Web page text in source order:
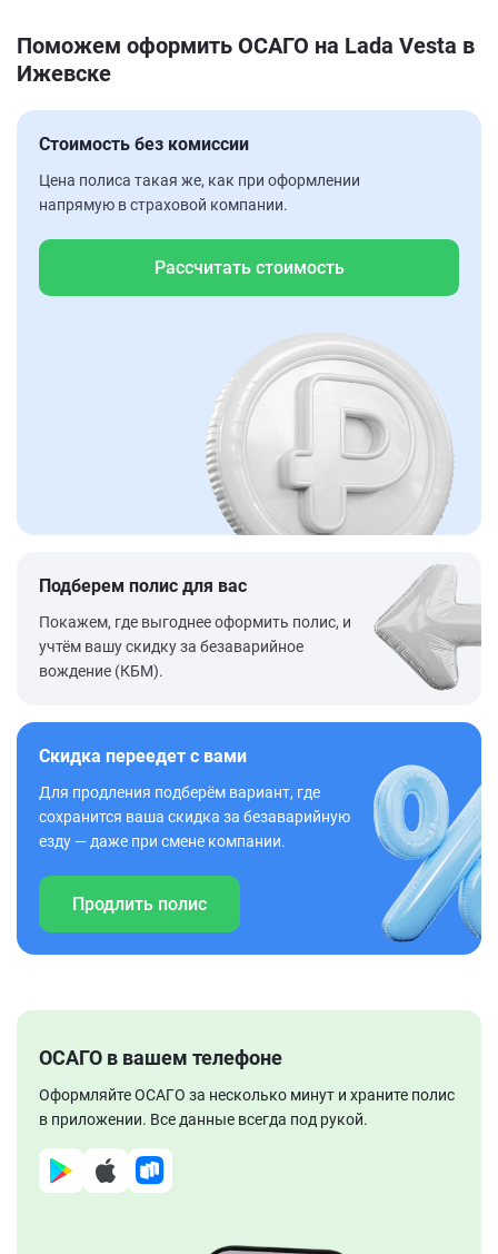
Поможем оформить ОСАГО на Lada Vesta в
Ижевске
Стоимость без комиссии
Цена полиса такая же, как при оформлении
напрямую в страховой компании.
Рассчитать стоимость
Подберем полис для вас
Покажем, где выгоднее оформить полис, и
учтём вашу скидку за безаварийное
вождение (КБМ).
Скидка переедет с вами
Для продления подберём вариант, где
сохранится ваша скидка за безаварийную
езду — даже при смене компании.
Продлить полис
ОСАГО в вашем телефоне
Оформляйте ОСАГО за несколько минут и храните полис
в приложении. Все данные всегда под рукой.